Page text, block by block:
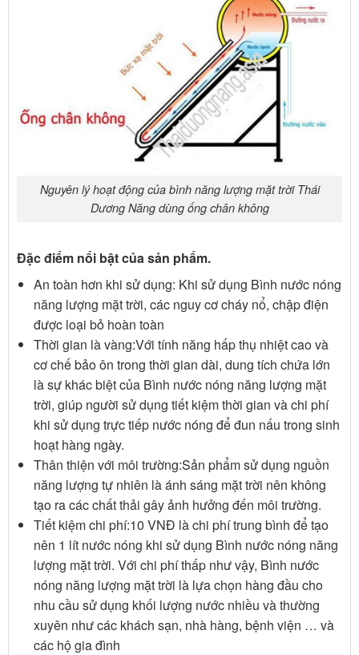
Nguyên lý hoạt động của bình năng lượng mặt trời Thái
Dương Năng dùng ống chân không
Đặc điểm nổi bật của sản phẩm.
An toàn hơn khi sử dụng: Khi sử dụng Bình nước nóng
năng lượng mặt trời, các nguy cơ cháy nổ, chập điện
được loại bỏ hoàn toàn
Thời gian là vàng:Với tính năng hấp thụ nhiệt cao và
cơ chế bảo ôn trong thời gian dài, dung tích chứa lớn
là sự khác biệt của Bình nước nóng năng lượng mặt
trời, giúp người sử dụng tiết kiệm thời gian và chi phí
khi sử dụng trực tiếp nước nóng để đun nấu trong sinh
hoạt hàng ngày.
Thân thiện với môi trường:Sản phẩm sử dụng nguồn
năng lượng tự nhiên là ánh sáng mặt trời nên không
tạo ra các chất thải gây ảnh hưởng đến môi trường.
Tiết kiệm chi phí:10 VNĐ là chi phí trung bình để tạo
nên 1 lít nước nóng khi sử dụng Bình nước nóng năng
lượng mặt trời. Với chi phí thấp như vậy, Bình nước
nóng năng lượng mặt trời là lựa chọn hàng đầu cho
nhu cầu sử dụng khối lượng nước nhiều và thường
xuyên như các khách sạn, nhà hàng, bệnh viện … và
các hộ gia đình